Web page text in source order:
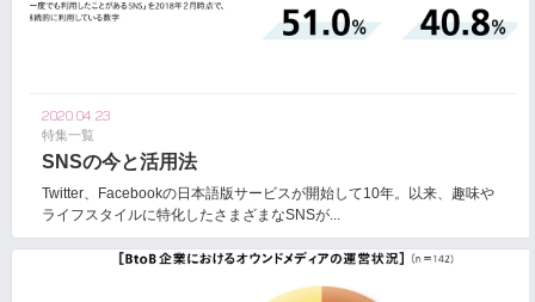
2020.04.23
特集一覧
SNSの今と活用法
Twitter、Facebookの日本語版サービスが開始して10年。以来、趣味や
ライフスタイルに特化したさまざまなSNSが...